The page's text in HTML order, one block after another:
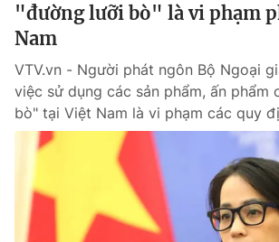
Photo
Video Shorts
VTV Money VTV Thể
VTV Sức khoẻ Bất động
Thị trường 24h Tấm lòng
"đường lưỡi bò" là vi phạm
Nam
VTV.vn - Người phát ngôn Bộ Ngoại
việc sử dụng các sản phẩm, ấn phẩm
bò" tại Việt Nam là vi phạm các quy